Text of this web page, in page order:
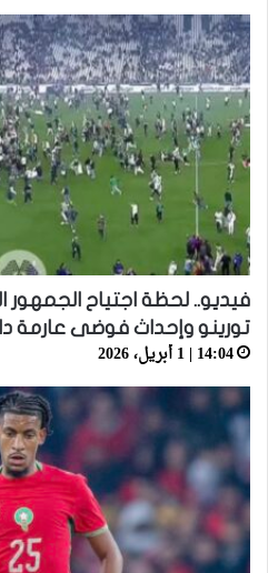
فيديو.. لحظة اجتياح الجمهور
تورينو وإحداث فوضى عارمة
14:04 | 1 أبريل، 2026